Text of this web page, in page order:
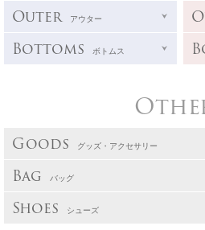
Outer アウター
Bottoms ボトムス
Goods グッズ・アクセサリー
Bag バッグ
Shoes シューズ